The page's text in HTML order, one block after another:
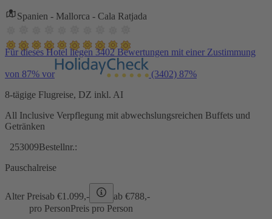
Spanien - Mallorca - Cala Ratjada
Für dieses Hotel liegen 3402 Bewertungen mit einer Zustimmung
von 87% vor (3402) 87%
8-tägige Flugreise, DZ inkl. AI
All Inclusive Verpflegung mit abwechslungsreichen Buffets und
Getränken
253009Bestellnr.:
Pauschalreise
Alter Preisab €1.099,- ab €788,-
pro PersonPreis pro Person